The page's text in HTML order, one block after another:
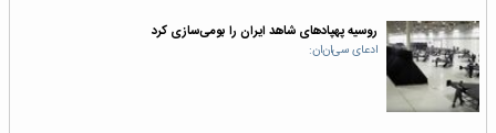
روسیه پهپادهای شاهد ایران را بومی‌سازی کرد
ادعای سی‌ان‌ان: